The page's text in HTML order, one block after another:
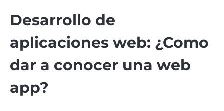
Desarrollo de
aplicaciones web: ¿Como
dar a conocer una web
app?